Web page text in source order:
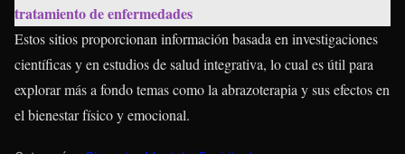
tratamiento de enfermedades
Estos sitios proporcionan información basada en investigaciones
científicas y en estudios de salud integrativa, lo cual es útil para
explorar más a fondo temas como la abrazoterapia y sus efectos en
el bienestar físico y emocional.